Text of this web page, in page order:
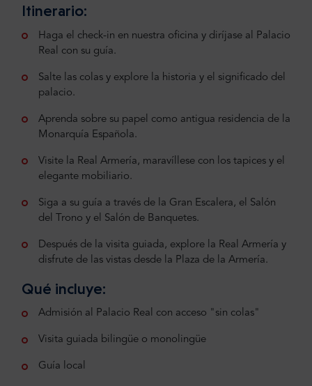
Itinerario:
Haga el check-in en nuestra oficina y diríjase al Palacio
Real con su guía.
Salte las colas y explore la historia y el significado del
palacio.
Aprenda sobre su papel como antigua residencia de la
Monarquía Española.
Visite la Real Armería, maravíllese con los tapices y el
elegante mobiliario.
Siga a su guía a través de la Gran Escalera, el Salón
del Trono y el Salón de Banquetes.
Después de la visita guiada, explore la Real Armería y
disfrute de las vistas desde la Plaza de la Armería.
Qué incluye:
Admisión al Palacio Real con acceso "sin colas"
Visita guiada bilingüe o monolingüe
Guía local